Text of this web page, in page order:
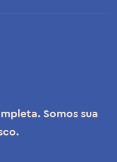
Somos sua